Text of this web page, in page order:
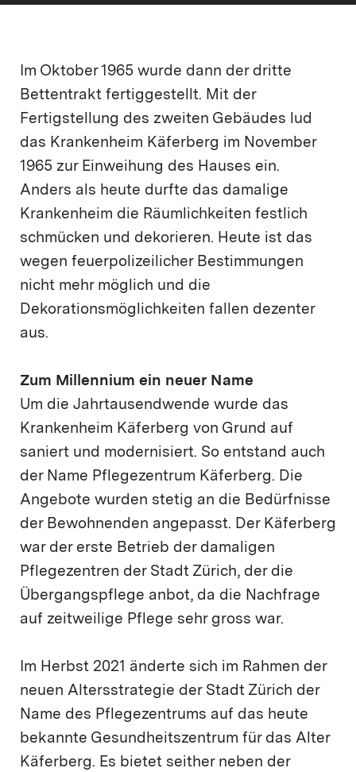
Im Oktober 1965 wurde dann der dritte
Bettentrakt fertiggestellt. Mit der
Fertigstellung des zweiten Gebäudes lud
das Krankenheim Käferberg im November
1965 zur Einweihung des Hauses ein.
Anders als heute durfte das damalige
Krankenheim die Räumlichkeiten festlich
schmücken und dekorieren. Heute ist das
wegen feuerpolizeilicher Bestimmungen
nicht mehr möglich und die
Dekorationsmöglichkeiten fallen dezenter
aus.
Zum Millennium ein neuer Name
Um die Jahrtausendwende wurde das
Krankenheim Käferberg von Grund auf
saniert und modernisiert. So entstand auch
der Name Pflegezentrum Käferberg. Die
Angebote wurden stetig an die Bedürfnisse
der Bewohnenden angepasst. Der Käferberg
war der erste Betrieb der damaligen
Pflegezentren der Stadt Zürich, der die
Übergangspflege anbot, da die Nachfrage
auf zeitweilige Pflege sehr gross war.
Im Herbst 2021 änderte sich im Rahmen der
neuen Altersstrategie der Stadt Zürich der
Name des Pflegezentrums auf das heute
bekannte Gesundheitszentrum für das Alter
Käferberg. Es bietet seither neben der